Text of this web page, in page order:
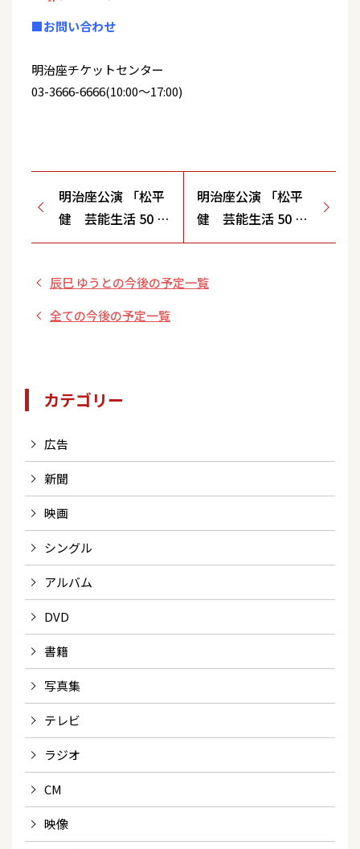
■お問い合わせ
明治座チケットセンター
03-3666-6666(10:00～17:00)
明治座公演 「松平
健 芸能生活 50 周
年記念公演」
明治座公演 「松平
健 芸能生活 50 周
年記念公演」
辰巳 ゆうとの今後の予定一覧
全ての今後の予定一覧
カテゴリー
広告
新聞
映画
シングル
アルバム
DVD
書籍
写真集
テレビ
ラジオ
CM
映像